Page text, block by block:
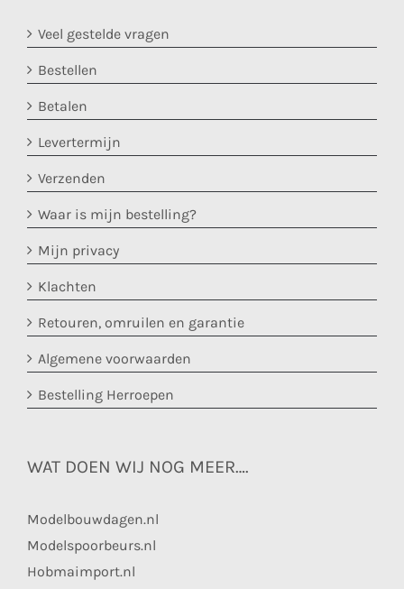
Veel gestelde vragen
Bestellen
Betalen
Levertermijn
Verzenden
Waar is mijn bestelling?
Mijn privacy
Klachten
Retouren, omruilen en garantie
Algemene voorwaarden
Bestelling Herroepen
WAT DOEN WIJ NOG MEER….
Modelbouwdagen.nl
Modelspoorbeurs.nl
Hobmaimport.nl